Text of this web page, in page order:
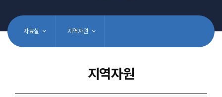
자료실 지역자원
지역자원